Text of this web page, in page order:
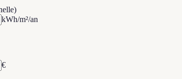
kWh/m²/an
€